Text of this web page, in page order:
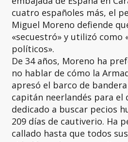
cuatro españoles más, el
Miguel Moreno defiende
«secuestró» y utilizó como
políticos».
De 34 años, Moreno ha
no hablar de cómo la
apresó el barco de
capitán neerlandés para el
dedicado a buscar pecios
209 días de cautiverio. Ha
callado hasta que todos